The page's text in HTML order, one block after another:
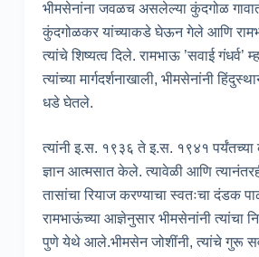
भीमसेनांना जवळच असलेल्या कुंदगोळ
कुंदगोळकर यांच्याकडे घेऊन गेले आणि
त्यांचे शिष्यत्व दिले. रामभाऊ ’सवाई गंधर्व’
त्यांच्या मार्गदर्शनाखाली, भीमसेनांनी
धडे घेतले.
त्यांनी इ.स. १९३६ ते इ.स. १९४१
ज्ञान आत्मसात केले. त्यावेळी आणि
तासांचा रियाज करण्याचा स्वतःचा दंडक
रामभाऊंच्या आज्ञेनुसार भीमसेनांनी त्यांचा
पुणे येथे आले.भीमसेन जोशींनी, त्यांचे गुरू